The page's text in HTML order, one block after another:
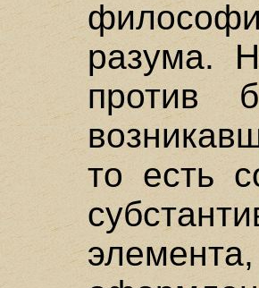
разума.
против
то есть